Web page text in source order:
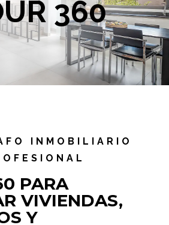
360
INMOBILIARIO
PARA
VIVIENDAS,
Y